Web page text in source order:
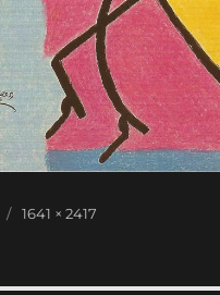
Tamanho
1641 × 2417